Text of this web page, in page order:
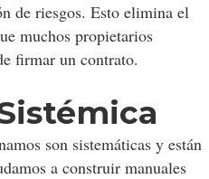
de riesgos. Esto elimina el
muchos propietarios
firmar un contrato.
son sistemáticas y están
a construir manuales